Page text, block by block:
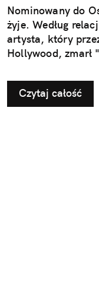
Nominowany do
żyje. Według
artysta, który
Hollywood, zmarł
Czytaj całość